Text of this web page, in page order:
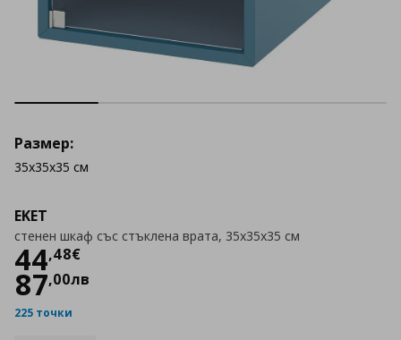
EKET
стенен шкаф със стъклена врата, 35x35x35 см
44,48€
Цена
87,00лв
225 точки
Размер:
35x35x35 см